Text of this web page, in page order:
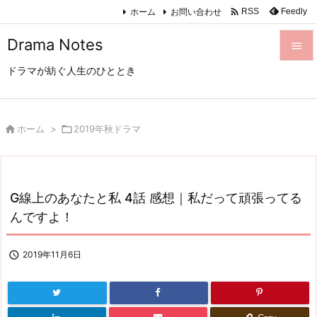
Drama Notes
ドラマが紡ぐ人生のひととき

次へ
検索
ホーム お問い合わせ  RSS Feedly
 ホーム > 2019年秋ドラマ
G線上のあなたと私 4話 感想｜私だって頑張ってる
んですよ！
 2019年11月6日